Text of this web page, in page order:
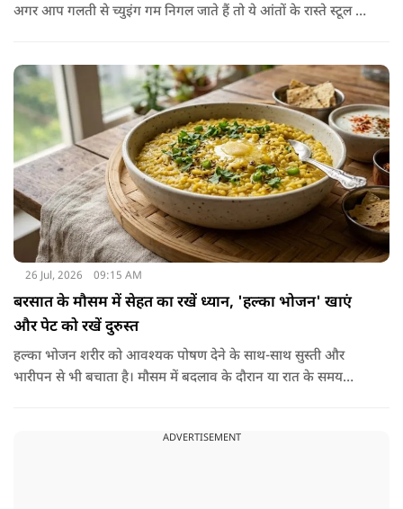
अगर आप गलती से च्युइंग गम निगल जाते हैं तो ये आंतों के रास्ते स्टूल में
नहीं बनाता जो इसे तोड़ सके या पचा सके।
26 Jul, 2026 09:15 AM
बरसात के मौसम में सेहत का रखें ध्यान, 'हल्का भोजन' खाएं
और पेट को रखें दुरुस्त
हल्का भोजन शरीर को आवश्यक पोषण देने के साथ-साथ सुस्ती और
भारीपन से भी बचाता है। मौसम में बदलाव के दौरान या रात के समय
में हल्का भोजन मेटाबॉलिज्म के लिए भी बेहतर होता है।
ADVERTISEMENT